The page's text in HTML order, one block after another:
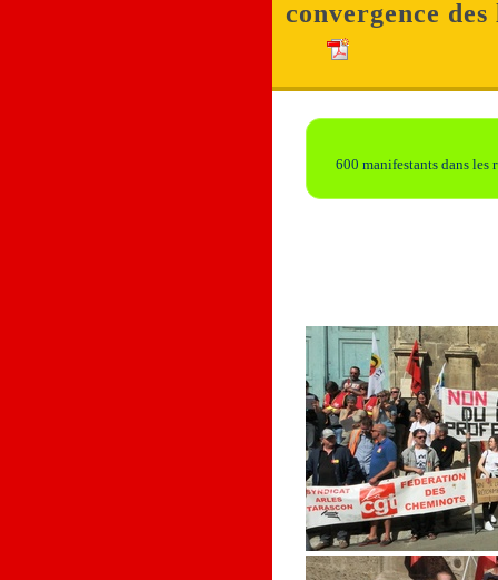
convergence
600 manifestants dans les